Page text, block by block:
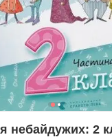
небайдужих: 2